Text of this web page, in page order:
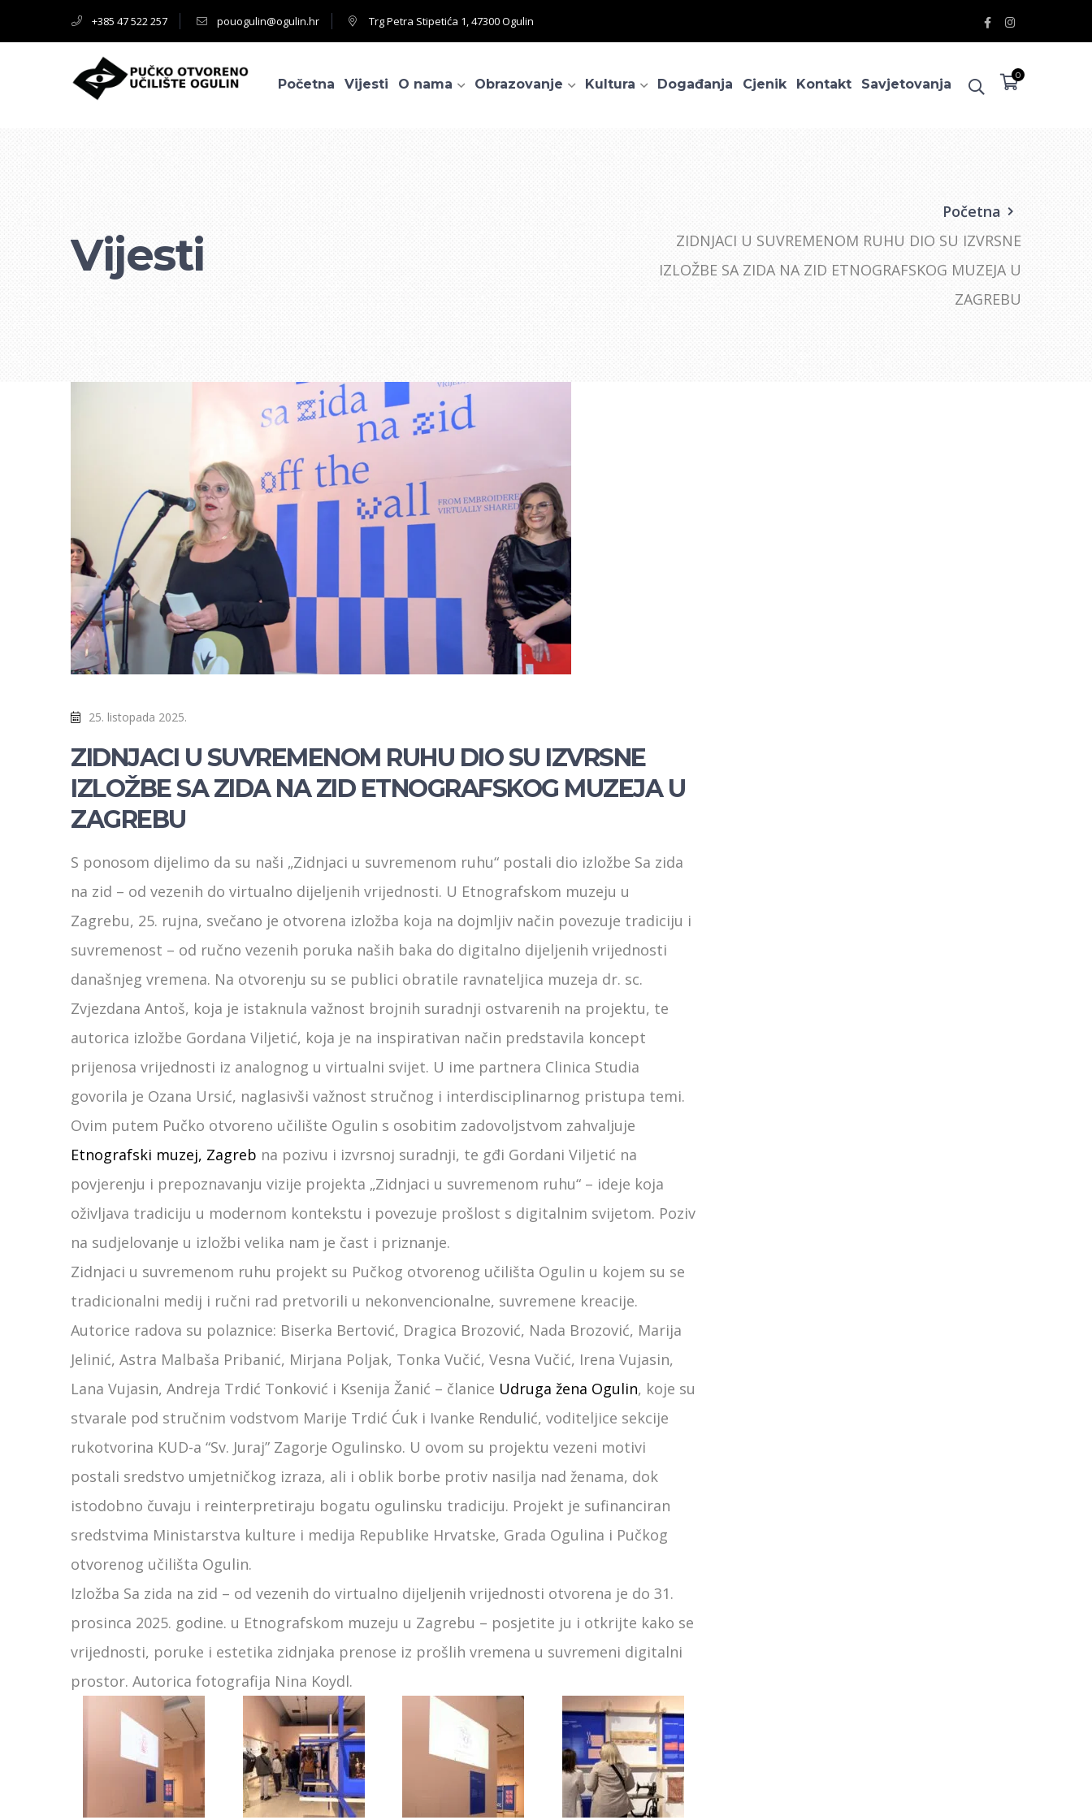
+385 47 522 257 pouogulin@ogulin.hr Trg Petra Stipetića 1, 47300 Ogulin
Facebook
Profile
Instagram
Profile
0
Početna Vijesti O nama Obrazovanje Kultura Događanja Cjenik Kontakt Savjetovanja
Vijesti
Početna
ZIDNJACI U SUVREMENOM RUHU DIO SU IZVRSNE
IZLOŽBE SA ZIDA NA ZID ETNOGRAFSKOG MUZEJA U
ZAGREBU
25. listopada 2025.
ZIDNJACI U SUVREMENOM RUHU DIO SU IZVRSNE
IZLOŽBE SA ZIDA NA ZID ETNOGRAFSKOG MUZEJA U
ZAGREBU
S ponosom dijelimo da su naši „Zidnjaci u suvremenom ruhu“ postali dio izložbe Sa zida
na zid – od vezenih do virtualno dijeljenih vrijednosti. U Etnografskom muzeju u
Zagrebu, 25. rujna, svečano je otvorena izložba koja na dojmljiv način povezuje tradiciju i
suvremenost – od ručno vezenih poruka naših baka do digitalno dijeljenih vrijednosti
današnjeg vremena. Na otvorenju su se publici obratile ravnateljica muzeja dr. sc.
Zvjezdana Antoš, koja je istaknula važnost brojnih suradnji ostvarenih na projektu, te
autorica izložbe Gordana Viljetić, koja je na inspirativan način predstavila koncept
prijenosa vrijednosti iz analognog u virtualni svijet. U ime partnera Clinica Studia
govorila je Ozana Ursić, naglasivši važnost stručnog i interdisciplinarnog pristupa temi.
Ovim putem Pučko otvoreno učilište Ogulin s osobitim zadovoljstvom zahvaljuje
Etnografski muzej, Zagreb na pozivu i izvrsnoj suradnji, te gđi Gordani Viljetić na
povjerenju i prepoznavanju vizije projekta „Zidnjaci u suvremenom ruhu“ – ideje koja
oživljava tradiciju u modernom kontekstu i povezuje prošlost s digitalnim svijetom. Poziv
na sudjelovanje u izložbi velika nam je čast i priznanje.
Zidnjaci u suvremenom ruhu projekt su Pučkog otvorenog učilišta Ogulin u kojem su se
tradicionalni medij i ručni rad pretvorili u nekonvencionalne, suvremene kreacije.
Autorice radova su polaznice: Biserka Bertović, Dragica Brozović, Nada Brozović, Marija
Jelinić, Astra Malbaša Pribanić, Mirjana Poljak, Tonka Vučić, Vesna Vučić, Irena Vujasin,
Lana Vujasin, Andreja Trdić Tonković i Ksenija Žanić – članice Udruga žena Ogulin, koje su
stvarale pod stručnim vodstvom Marije Trdić Ćuk i Ivanke Rendulić, voditeljice sekcije
rukotvorina KUD-a “Sv. Juraj” Zagorje Ogulinsko. U ovom su projektu vezeni motivi
postali sredstvo umjetničkog izraza, ali i oblik borbe protiv nasilja nad ženama, dok
istodobno čuvaju i reinterpretiraju bogatu ogulinsku tradiciju. Projekt je sufinanciran
sredstvima Ministarstva kulture i medija Republike Hrvatske, Grada Ogulina i Pučkog
otvorenog učilišta Ogulin.
Izložba Sa zida na zid – od vezenih do virtualno dijeljenih vrijednosti otvorena je do 31.
prosinca 2025. godine. u Etnografskom muzeju u Zagrebu – posjetite ju i otkrijte kako se
vrijednosti, poruke i estetika zidnjaka prenose iz prošlih vremena u suvremeni digitalni
prostor. Autorica fotografija Nina Koydl.